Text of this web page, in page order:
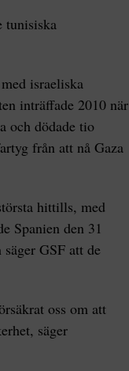
tunisiska
israeliska
inträffade 2010 när
och dödade tio
från att nå Gaza
hittills, med
Spanien den 31
GSF att de
oss om att
säger